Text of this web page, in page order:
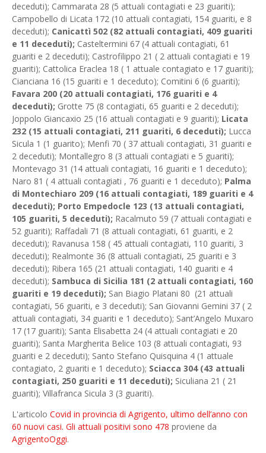
deceduti); Cammarata 28 (5 attuali contagiati e 23 guariti);
Campobello di Licata 172 (10 attuali contagiati, 154 guariti, e 8
deceduti); Canicattì 502 (82 attuali contagiati, 409 guariti
e 11 deceduti); Casteltermini 67 (4 attuali contagiati, 61
guariti e 2 deceduti); Castrofilippo 21 ( 2 attuali contagiati e 19
guariti); Cattolica Eraclea 18 ( 1 attuale contagiato e 17 guariti);
Cianciana 16 (15 guariti e 1 deceduto); Comitini 6 (6 guariti);
Favara 200 (20 attuali contagiati, 176 guariti e 4
deceduti); Grotte 75 (8 contagiati, 65 guariti e 2 deceduti);
Joppolo Giancaxio 25 (16 attuali contagiati e 9 guariti); Licata
232 (15 attuali contagiati, 211 guariti, 6 deceduti); Lucca
Sicula 1 (1 guarito); Menfi 70 ( 37 attuali contagiati, 31 guariti e
2 deceduti); Montallegro 8 (3 attuali contagiati e 5 guariti);
Montevago 31 (14 attuali contagiati, 16 guariti e 1 deceduto);
Naro 81 ( 4 attuali contagiati , 76 guariti e 1 deceduto); Palma
di Montechiaro 209 (16 attuali contagiati, 189 guariti e 4
deceduti); Porto Empedocle 123 (13 attuali contagiati,
105 guariti, 5 deceduti); Racalmuto 59 (7 attuali contagiati e
52 guariti); Raffadali 71 (8 attuali contagiati, 61 guariti, e 2
deceduti); Ravanusa 158 ( 45 attuali contagiati, 110 guariti, 3
deceduti); Realmonte 36 (8 attuali contagiati, 25 guariti e 3
deceduti); Ribera 165 (21 attuali contagiati, 140 guariti e 4
deceduti); Sambuca di Sicilia 181 (2 attuali contagiati, 160
guariti e 19 deceduti); San Biagio Platani 80 (21 attuali
contagiati, 56 guariti, e 3 deceduti); San Giovanni Gemini 37 ( 2
attuali contagiati, 34 guariti e 1 deceduto); Sant’Angelo Muxaro
17 (17 guariti); Santa Elisabetta 24 (4 attuali contagiati e 20
guariti); Santa Margherita Belice 103 (8 attuali contagiati, 93
guariti e 2 deceduti); Santo Stefano Quisquina 4 (1 attuale
contagiato, 2 guariti e 1 deceduto); Sciacca 304 (43 attuali
contagiati, 250 guariti e 11 deceduti); Siculiana 21 ( 21
guariti); Villafranca Sicula 3 (3 guariti).
L'articolo Covid in provincia di Agrigento, ultimo dell’anno con
60 nuovi casi. Gli attuali positivi sono 478 proviene da
AgrigentoOggi.